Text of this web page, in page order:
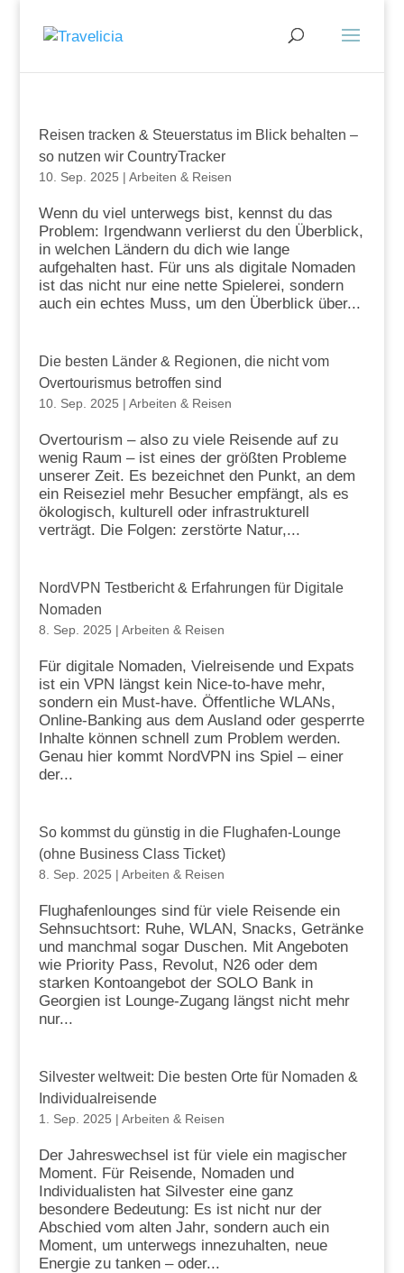
Reisen tracken & Steuerstatus im Blick behalten –
so nutzen wir CountryTracker
10. Sep. 2025 | Arbeiten & Reisen
Wenn du viel unterwegs bist, kennst du das
Problem: Irgendwann verlierst du den Überblick,
in welchen Ländern du dich wie lange
aufgehalten hast. Für uns als digitale Nomaden
ist das nicht nur eine nette Spielerei, sondern
auch ein echtes Muss, um den Überblick über...
Die besten Länder & Regionen, die nicht vom
Overtourismus betroffen sind
10. Sep. 2025 | Arbeiten & Reisen
Overtourism – also zu viele Reisende auf zu
wenig Raum – ist eines der größten Probleme
unserer Zeit. Es bezeichnet den Punkt, an dem
ein Reiseziel mehr Besucher empfängt, als es
ökologisch, kulturell oder infrastrukturell
verträgt. Die Folgen: zerstörte Natur,...
NordVPN Testbericht & Erfahrungen für Digitale
Nomaden
8. Sep. 2025 | Arbeiten & Reisen
Für digitale Nomaden, Vielreisende und Expats
ist ein VPN längst kein Nice-to-have mehr,
sondern ein Must-have. Öffentliche WLANs,
Online-Banking aus dem Ausland oder gesperrte
Inhalte können schnell zum Problem werden.
Genau hier kommt NordVPN ins Spiel – einer
der...
So kommst du günstig in die Flughafen-Lounge
(ohne Business Class Ticket)
8. Sep. 2025 | Arbeiten & Reisen
Flughafenlounges sind für viele Reisende ein
Sehnsuchtsort: Ruhe, WLAN, Snacks, Getränke
und manchmal sogar Duschen. Mit Angeboten
wie Priority Pass, Revolut, N26 oder dem
starken Kontoangebot der SOLO Bank in
Georgien ist Lounge-Zugang längst nicht mehr
nur...
Silvester weltweit: Die besten Orte für Nomaden &
Individualreisende
1. Sep. 2025 | Arbeiten & Reisen
Der Jahreswechsel ist für viele ein magischer
Moment. Für Reisende, Nomaden und
Individualisten hat Silvester eine ganz
besondere Bedeutung: Es ist nicht nur der
Abschied vom alten Jahr, sondern auch ein
Moment, um unterwegs innezuhalten, neue
Energie zu tanken – oder...